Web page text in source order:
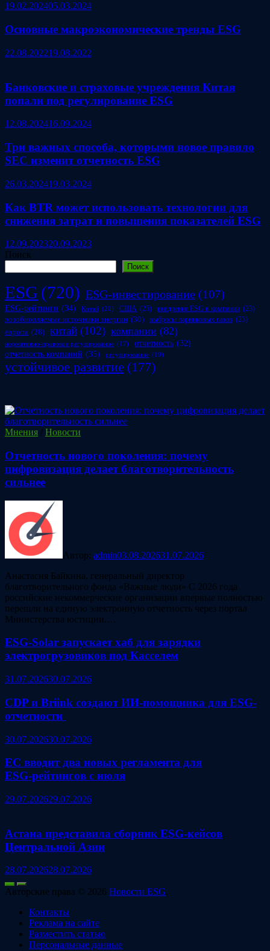
19.02.202405.03.2024
Основные макроэкономические тренды ESG
22.08.202219.08.2022
Банковские и страховые учреждения Китая
попали под регулирование ESG
12.08.202416.09.2024
Три важных способа, которыми новое правило
SEC изменит отчетность ESG
26.03.202419.03.2024
Как BTR может использовать технологии для
снижения затрат и повышения показателей ESG
12.09.202320.09.2023
Поиск
Поиск
ESG (720) ESG-инвестирование (107)
ESG-рейтинги (34) Китай (20) США (25) внедрение ESG в компании (23)
возобновляемые источники энергии (30) выбросы парниковых газов (23)
европа (28) китай (102) компании (82)
нормативно-правовое регулирование (17) отчетность (32)
отчетность компаний (35) регулирование (19)
устойчивое развитие (177)
Мнения / Новости
Отчетность нового поколения: почему
цифровизация делает благотворительность
сильнее
Автор: admin03.08.202631.07.2026
Анастасия Байкина, генеральный директор
благотворительного фонда «Важные люди» С 2026 года
российские некоммерческие организации впервые полностью
перешли на единую электронную отчетность через портал
Министерства юстиции.…
ESG‑Solar запускает хаб для зарядки
электрогрузовиков под Касселем
31.07.202630.07.2026
CDP и Briink создают ИИ‑помощника для ESG-
отчетности
30.07.202630.07.2026
ЕС вводит два новых регламента для
ESG‑рейтингов с июля
29.07.202629.07.2026
Астана представила сборник ESG‑кейсов
Центральной Азии
28.07.202628.07.2026
Авторские права © 2026 Новости ESG.
Контакты
Реклама на сайте
Разместить статью
Персональные данные